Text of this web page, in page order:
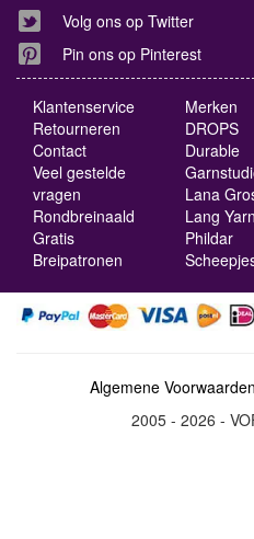
Volg ons op Twitter
Pin ons op Pinterest
Klantenservice
Retourneren
Contact
Veel gestelde
vragen
Rondbreinaald
Gratis
Breipatronen
Merken
DROPS
Durable
Lana
Lang
Phildar
Algemene Voorwaarden
2005 - 2026 -